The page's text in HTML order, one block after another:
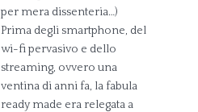
per mera dissenteria…)
Prima degli smartphone, del
wi-fi pervasivo e dello
streaming, ovvero una
ventina di anni fa, la fabula
ready made era relegata a